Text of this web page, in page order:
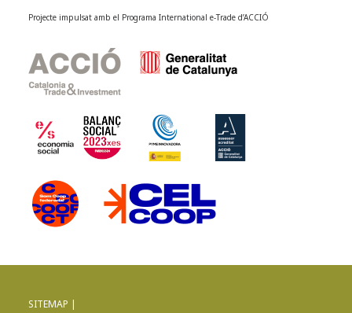
Projecte impulsat amb el Programa International e-Trade d’ACCIÓ
SITEMAP |